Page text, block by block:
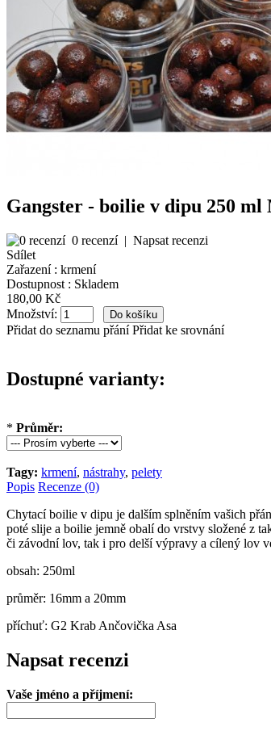
Gangster - boilie v dipu 250
0 recenzí| Napsat recenzi
Sdílet
Zařazení : krmení
Dostupnost : Skladem
180,00 Kč
Množství:
Přidat do seznamu přání Přidat ke srovnání
Dostupné varianty:
* Průměr:
Tagy: krmení, nástrahy, pelety
Popis Recenze (0)
Chytací boilie v dipu je dalším splněním vašich
poté slije a boilie jemně obalí do vrstvy složené z
či závodní lov, tak i pro delší výpravy a cílený lov
obsah: 250ml
průměr: 16mm a 20mm
příchuť: G2 Krab Ančovička Asa
Napsat recenzi
Vaše jméno a příjmení: